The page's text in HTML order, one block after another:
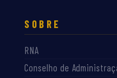
SOBRE
RNA
Conselho de